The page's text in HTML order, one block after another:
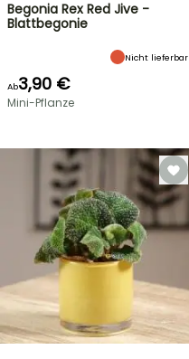
Begonia Rex Red Jive -
Blattbegonie
Nicht lieferbar
Ab3,90 €
Mini-Pflanze